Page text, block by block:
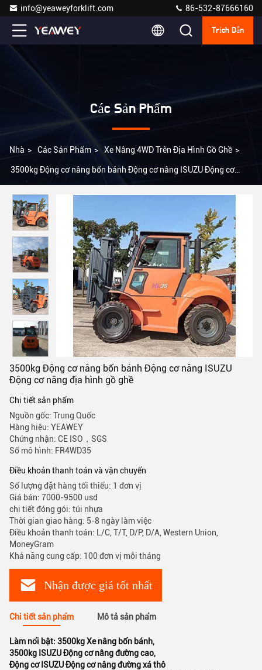
info@yeaweyforklift.com 86-532-87666160
Trích Dẫn
Các Sản Phẩm
Nhà > Các Sản Phẩm > Xe Nâng 4WD Trên Địa Hình Gồ Ghề >
3500kg Động cơ nâng bốn bánh Động cơ nâng ISUZU Động cơ
3500kg Động cơ nâng bốn bánh Động cơ nâng ISUZU
Động cơ nâng địa hình gồ ghề
Chi tiết sản phẩm
Nguồn gốc: Trung Quốc
Hàng hiệu: YEAWEY
Chứng nhận: CE ISO，SGS
Số mô hình: FR4WD35
Điều khoản thanh toán và vận chuyển
Số lượng đặt hàng tối thiểu: 1 đơn vị
Giá bán: 7000-9500 usd
chi tiết đóng gói: túi nhựa
Thời gian giao hàng: 5-8 ngày làm việc
Điều khoản thanh toán: L/C, T/T, D/P, D/A, Western Union,
MoneyGram
Khả năng cung cấp: 100 đơn vị mỗi tháng
Nhận được giá tốt nhất
Chi tiết sản phẩm Mô tả sản phẩm
Làm nổi bật: 3500kg Xe nâng bốn bánh,
3500kg ISUZU Động cơ nâng đường cao,
Động cơ ISUZU Động cơ nâng đường xá thô